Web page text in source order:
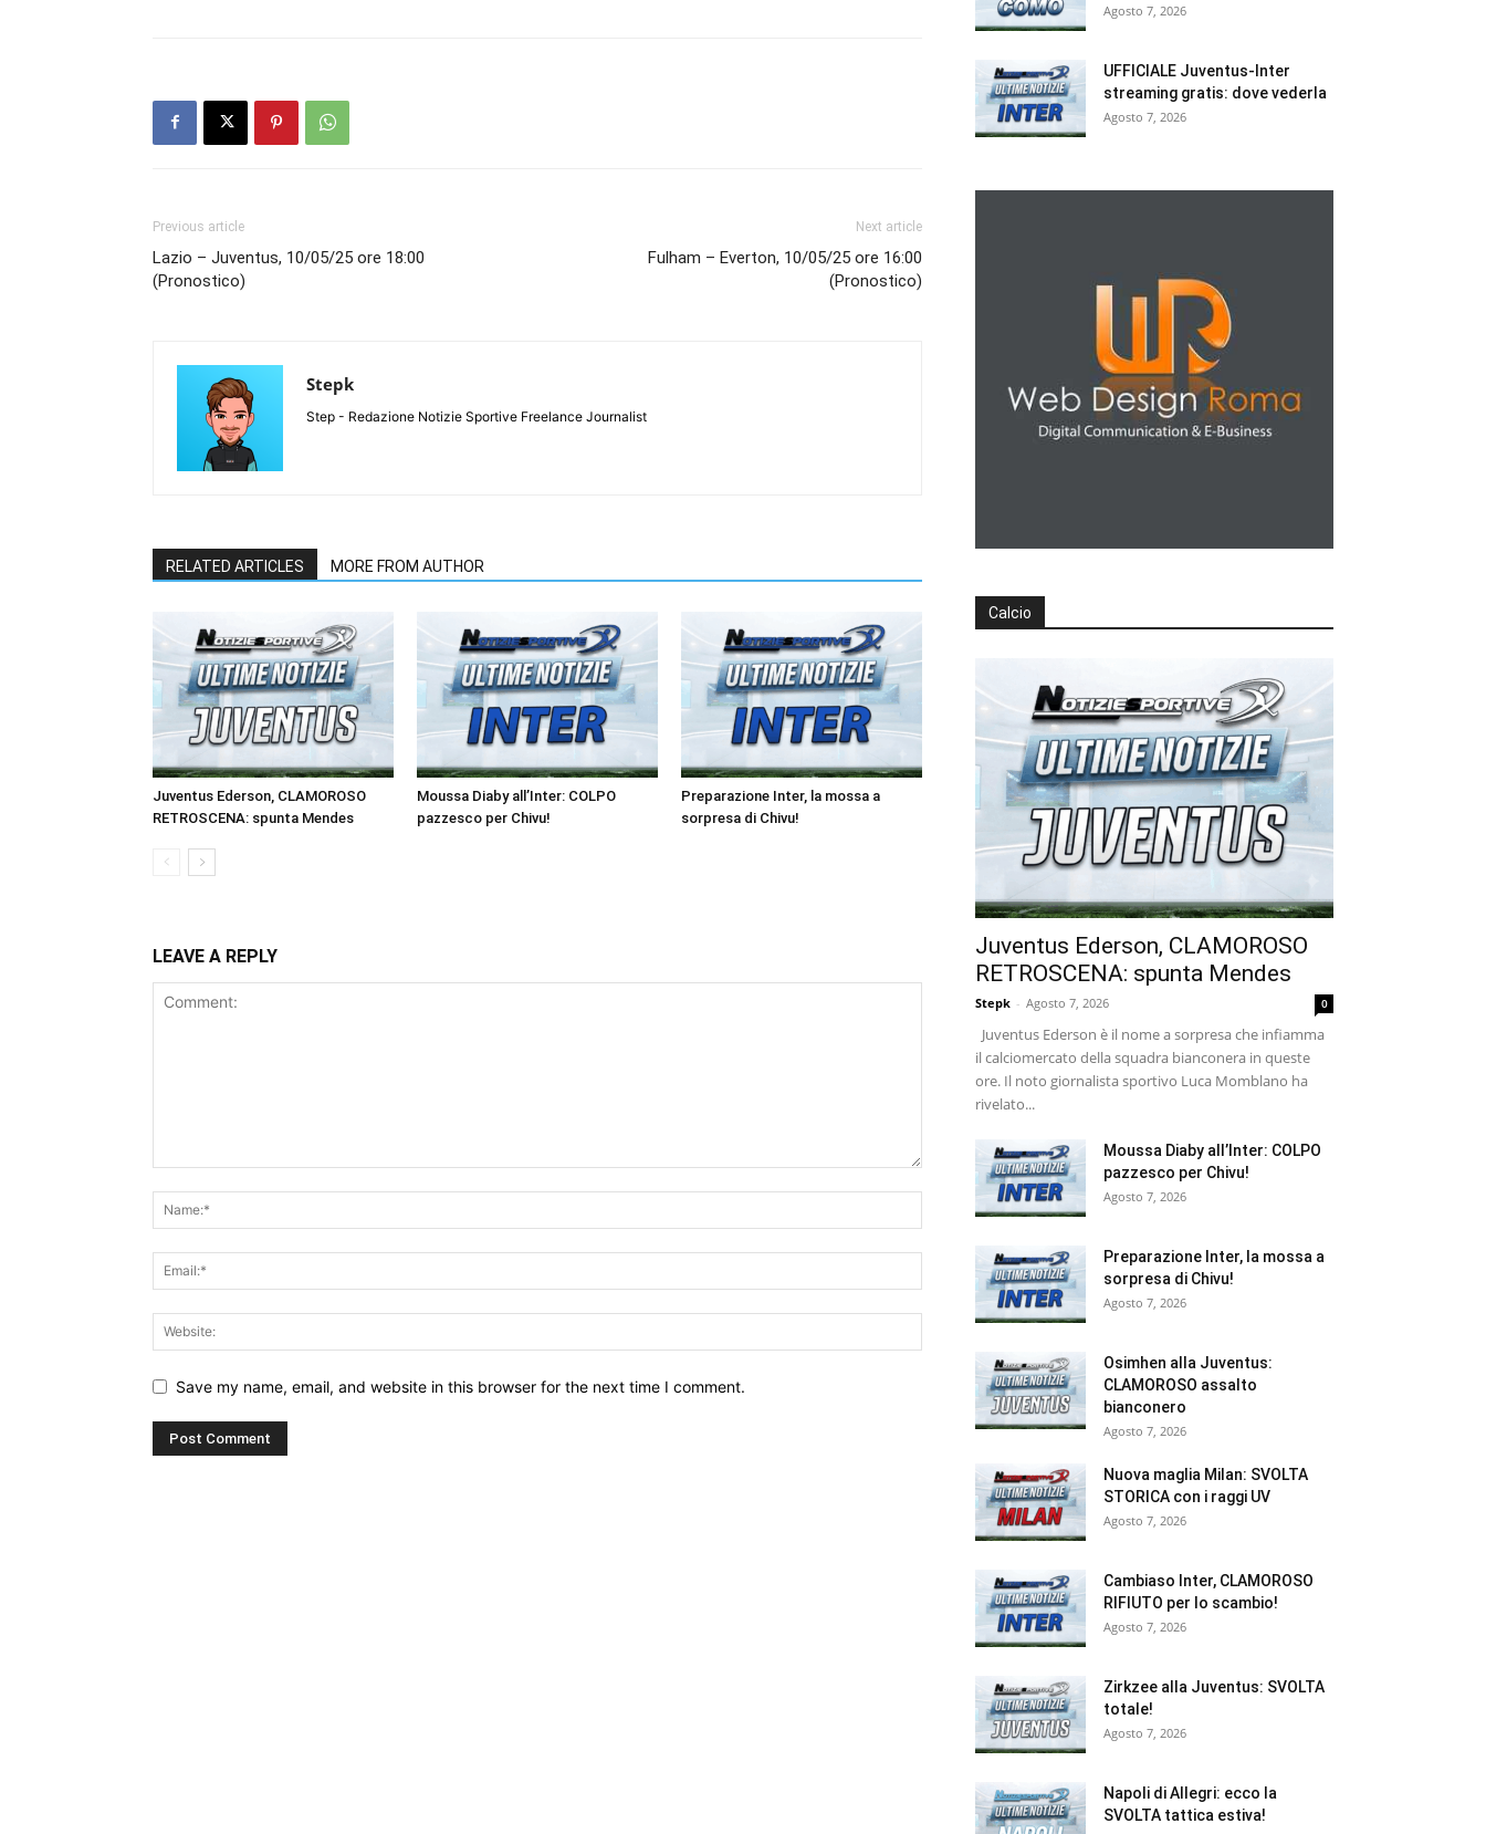
Previous article
Lazio – Juventus, 10/05/25 ore 18:00
(Pronostico)
Next article
Fulham – Everton, 10/05/25 ore 16:00
(Pronostico)
Stepk
Step - Redazione Notizie Sportive Freelance Journalist
RELATED ARTICLES MORE FROM AUTHOR
Juventus Ederson, CLAMOROSO
RETROSCENA: spunta Mendes
Moussa Diaby all’Inter: COLPO
pazzesco per Chivu!
Preparazione Inter, la mossa a
sorpresa di Chivu!
LEAVE A REPLY
Save my name, email, and website in this browser for the next time I comment.
Agosto 7, 2026
UFFICIALE Juventus-Inter
streaming gratis: dove vederla
Agosto 7, 2026
Calcio
Juventus Ederson, CLAMOROSO
RETROSCENA: spunta Mendes
Stepk - Agosto 7, 2026 0
Juventus Ederson è il nome a sorpresa che infiamma
il calciomercato della squadra bianconera in queste
ore. Il noto giornalista sportivo Luca Momblano ha
rivelato...
Moussa Diaby all’Inter: COLPO
pazzesco per Chivu!
Agosto 7, 2026
Preparazione Inter, la mossa a
sorpresa di Chivu!
Agosto 7, 2026
Osimhen alla Juventus:
CLAMOROSO assalto
bianconero
Agosto 7, 2026
Nuova maglia Milan: SVOLTA
STORICA con i raggi UV
Agosto 7, 2026
Cambiaso Inter, CLAMOROSO
RIFIUTO per lo scambio!
Agosto 7, 2026
Zirkzee alla Juventus: SVOLTA
totale!
Agosto 7, 2026
Napoli di Allegri: ecco la
SVOLTA tattica estiva!